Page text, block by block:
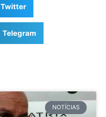
Twitter
Telegram
NOTÍCIAS